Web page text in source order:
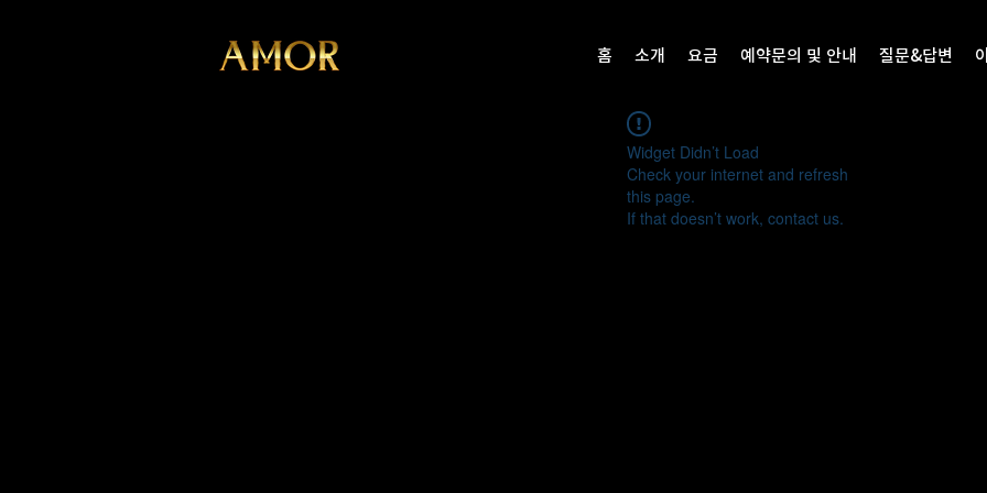
홈 소개 요금 예약문의 및 안내 질문&답변
Widget Didn’t Load
Check your internet and refresh
this page.
If that doesn’t work, contact us.